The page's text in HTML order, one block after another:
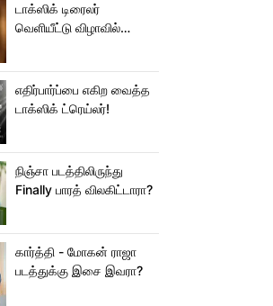
டாக்ஸிக் டிரைலர்
வெளியீட்டு விழாவில்
யாரு பாருங்க!..
எதிர்பார்ப்பை எகிற வைத்த
டாக்ஸிக் ட்ரெய்லர்!
நிஞ்சா படத்திலிருந்து
Finally பாரத் விலகிட்டாரா?
கார்த்தி - மோகன் ராஜா
படத்துக்கு இசை இவரா?